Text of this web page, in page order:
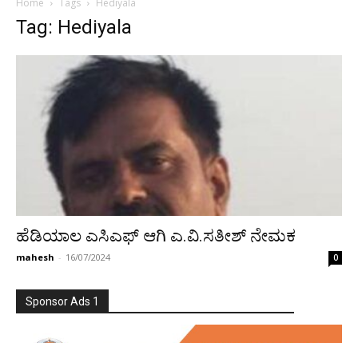
Home Tags Hediyala
Tag: Hediyala
ಹೆಡಿಯಾಲ ಎಸಿಎಫ್‌ ಆಗಿ ಎ.ವಿ.ಸತೀಶ್‌ ನೇಮಕ
mahesh - 16/07/2024 0
Sponsor Ads 1